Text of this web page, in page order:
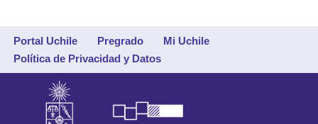
Portal Uchile Pregrado
Mi Uchile
Política de Privacidad y Datos